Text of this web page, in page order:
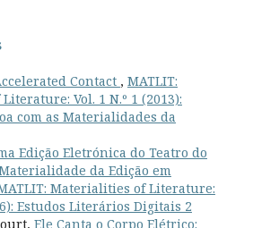
Contact , MATLIT:
Vol. 1 N.º 1 (2013):
com as Materialidades da
Edição Eletrónica do Teatro do
da Edição em
Materialities of Literature:
Estudos Literários Digitais 2
Ele Canta o Corpo Elétrico: